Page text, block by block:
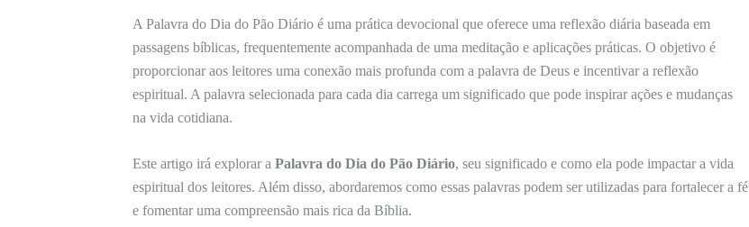
A Palavra do Dia do Pão Diário é uma prática devocional que oferece uma reflexão diária baseada em
passagens bíblicas, frequentemente acompanhada de uma meditação e aplicações práticas. O objetivo é
proporcionar aos leitores uma conexão mais profunda com a palavra de Deus e incentivar a reflexão
espiritual. A palavra selecionada para cada dia carrega um significado que pode inspirar ações e mudanças
na vida cotidiana.
Este artigo irá explorar a Palavra do Dia do Pão Diário, seu significado e como ela pode impactar a vida
espiritual dos leitores. Além disso, abordaremos como essas palavras podem ser utilizadas para fortalecer a fé
e fomentar uma compreensão mais rica da Bíblia.